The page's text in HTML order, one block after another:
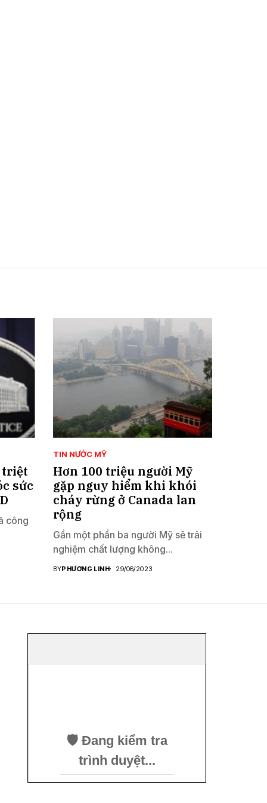
triệt
sức
công
TIN NƯỚC MỸ
Hơn 100 triệu người Mỹ
gặp nguy hiểm khi khói
cháy rừng ở Canada lan
rộng
Gần một phần ba người Mỹ sẽ trải
nghiệm chất lượng không...
BYPHƯƠNG LINH 29/06/2023